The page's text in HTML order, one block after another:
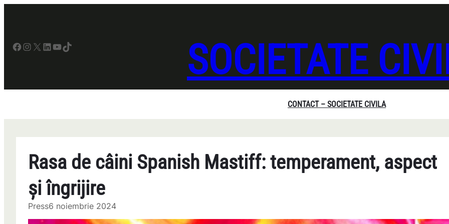
Facebook InstagramX LinkedIn YouTube TikTok SOCIETATE
CONTACT – SOCIETATE CIVILA
Rasa de câini Spanish Mastiff: temperament, aspect
și îngrijire
Press6 noiembrie 2024